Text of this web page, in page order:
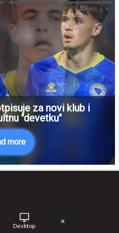
za novi klub i
"devetku"
more
Desktop
✕